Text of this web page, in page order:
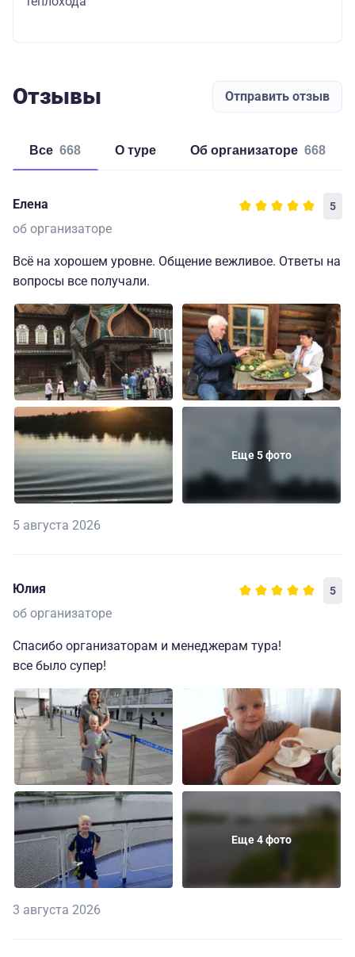
Отзывы Отправить отзыв
Все 668 о туре об организаторе 668
Елена 5
об организаторе
Всё на хорошем уровне. Общение вежливое. Ответы на
вопросы все получали.
Еще 5 фото
5 августа 2026
Юлия 5
об организаторе
Спасибо организаторам и менеджерам тура!
все было супер!
Еще 4 фото
3 августа 2026